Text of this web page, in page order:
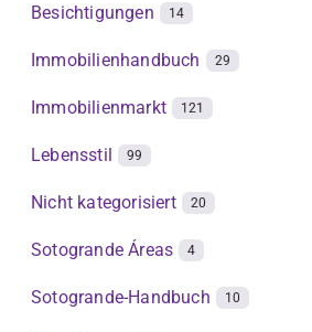
Besichtigungen 14
Immobilienhandbuch 29
Immobilienmarkt 121
Lebensstil 99
Nicht kategorisiert 20
Sotogrande Áreas 4
Sotogrande-Handbuch 10